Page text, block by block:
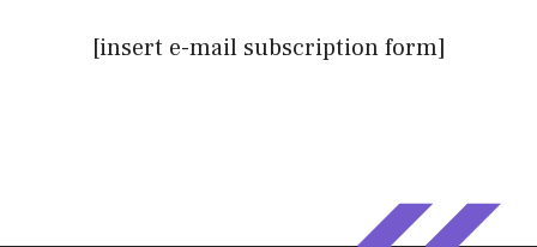
[insert e-mail subscription form]